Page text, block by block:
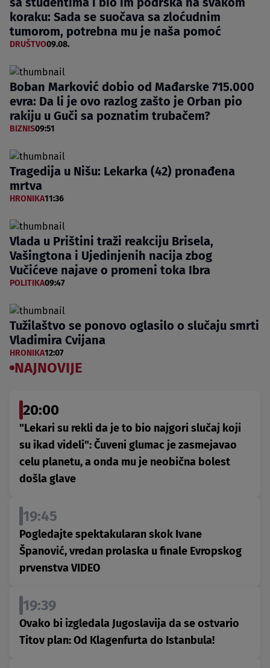
koraku: Sada se suočava sa zloćudnim
tumorom, potrebna mu je naša pomoć
DRUŠTVO09.08.
Boban Marković dobio od Mađarske 715.000
evra: Da li je ovo razlog zašto je Orban pio
rakiju u Guči sa poznatim trubačem?
BIZNIS09:51
Tragedija u Nišu: Lekarka (42) pronađena
mrtva
HRONIKA11:36
Vlada u Prištini traži reakciju Brisela,
Vašingtona i Ujedinjenih nacija zbog
Vučićeve najave o promeni toka Ibra
POLITIKA09:47
Tužilaštvo se ponovo oglasilo o slučaju smrti
Vladimira Cvijana
HRONIKA12:07
NAJNOVIJE
20:00
"Lekari su rekli da je to bio najgori slučaj koji
su ikad videli": Čuveni glumac je zasmejavao
celu planetu, a onda mu je neobična bolest
došla glave
19:45
Pogledajte spektakularan skok Ivane
Španović, vredan prolaska u finale Evropskog
prvenstva VIDEO
19:39
Ovako bi izgledala Jugoslavija da se ostvario
Titov plan: Od Klagenfurta do Istanbula!